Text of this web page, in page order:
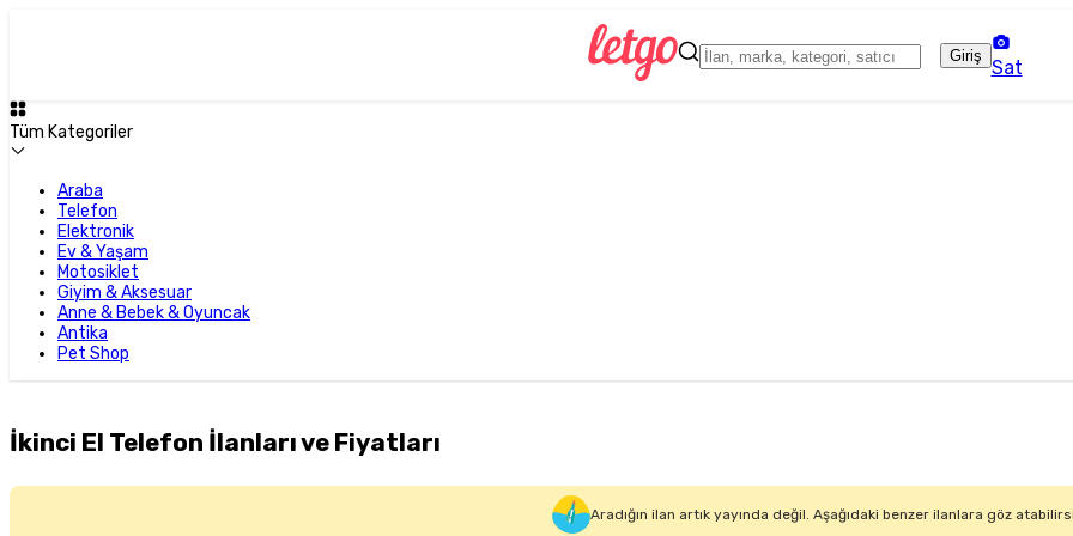
Giriş
Sat
Tüm Kategoriler
Araba
Telefon
Elektronik
Ev & Yaşam
Motosiklet
Giyim & Aksesuar
Anne & Bebek & Oyuncak
Antika
Pet Shop
İkinci El Telefon İlanları ve Fiyatları
Aradığın ilan artık yayında değil. Aşağıdaki benzer ilanlara göz